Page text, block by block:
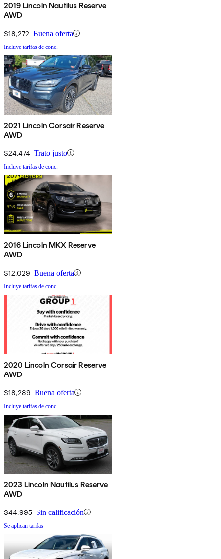
2019 Lincoln Nautilus Reserve
AWD
$18,272 Buena oferta
Incluye tarifas de conc.
2021 Lincoln Corsair Reserve
AWD
$24,474 Trato justo
Incluye tarifas de conc.
2016 Lincoln MKX Reserve
AWD
$12,029 Buena oferta
Incluye tarifas de conc.
2020 Lincoln Corsair Reserve
AWD
$18,289 Buena oferta
Incluye tarifas de conc.
2023 Lincoln Nautilus Reserve
AWD
$44,995 Sin calificación
Se aplican tarifas